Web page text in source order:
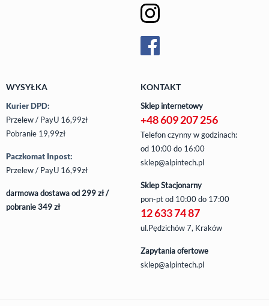
WYSYŁKA
Kurier DPD:
Przelew / PayU 16,99zł
Pobranie 19,99zł
Paczkomat Inpost:
Przelew / PayU 16,99zł
darmowa dostawa od 299 zł /
pobranie 349 zł
KONTAKT
Sklep internetowy
+48 609 207 256
Telefon czynny w godzinach:
od 10:00 do 16:00
sklep@alpintech.pl
Sklep Stacjonarny
pon-ptod 10:00 do 17:00
12 633 74 87
ul.Pędzichów 7, Kraków
Zapytania ofertowe
sklep@alpintech.pl